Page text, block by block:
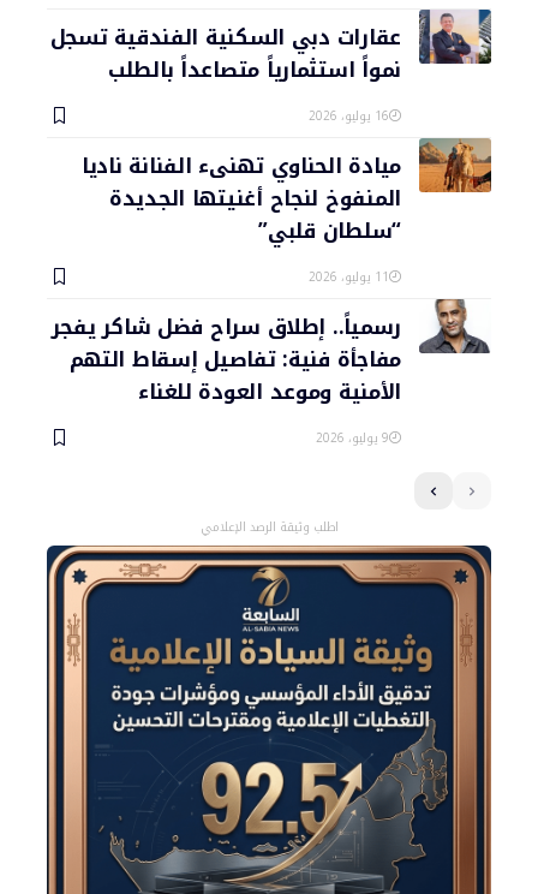
عقارات دبي السكنية الفندقية تسجل
نمواً استثمارياً متصاعداً بالطلب
16 يوليو، 2026
ميادة الحناوي تهنىء الفنانة ناديا
المنفوخ لنجاح أغنيتها الجديدة
“سلطان قلبي”
11 يوليو، 2026
رسمياً.. إطلاق سراح فضل شاكر يفجر
مفاجأة فنية: تفاصيل إسقاط التهم
الأمنية وموعد العودة للغناء
9 يوليو، 2026
اطلب وثيقة الرصد الإعلامي